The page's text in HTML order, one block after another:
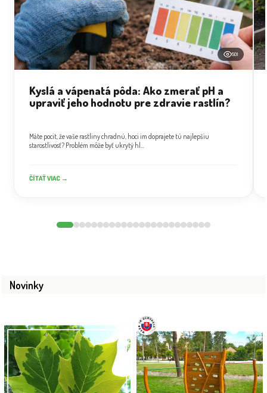
501
Kyslá a vápenatá pôda: Ako zmerať pH a
upraviť jeho hodnotu pre zdravie rastlín?
Máte pocit, že vaše rastliny chradnú, hoci im doprajete tú najlepšiu
starostlivosť? Problém môže byť ukrytý hl...
ČÍTAŤ VIAC →
Novinky